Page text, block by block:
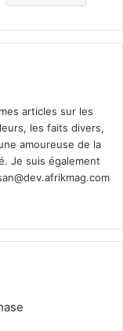
articles sur les
les faits divers,
amoureuse de la
Je suis également